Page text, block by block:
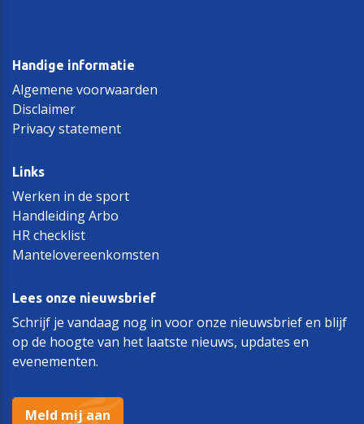
Handige informatie
Algemene voorwaarden
Disclaimer
Privacy statement
Links
Werken in de sport
Handleiding Arbo
HR checklist
Mantelovereenkomsten
Lees onze nieuwsbrief
Schrijf je vandaag nog in voor onze nieuwsbrief en blijf
op de hoogte van het laatste nieuws, updates en
evenementen.
Meld mij aan